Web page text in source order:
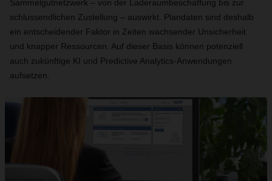
Sammelgutnetzwerk – von der Laderaumbeschaffung bis zur
schlussendlichen Zustellung – auswirkt. Plandaten sind deshalb
ein entscheidender Faktor in Zeiten wachsender Unsicherheit
und knapper Ressourcen. Auf dieser Basis können potenziell
auch zukünftige KI und Predictive Analytics-Anwendungen
aufsetzen.